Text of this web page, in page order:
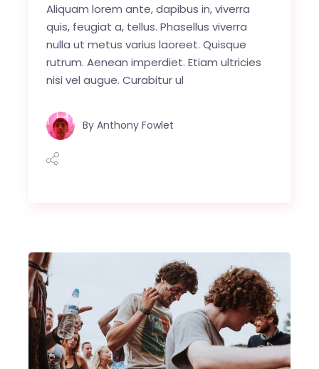
Aliquam lorem ante, dapibus in, viverra
quis, feugiat a, tellus. Phasellus viverra
nulla ut metus varius laoreet. Quisque
rutrum. Aenean imperdiet. Etiam ultricies
nisi vel augue. Curabitur ul
By Anthony Fowlet